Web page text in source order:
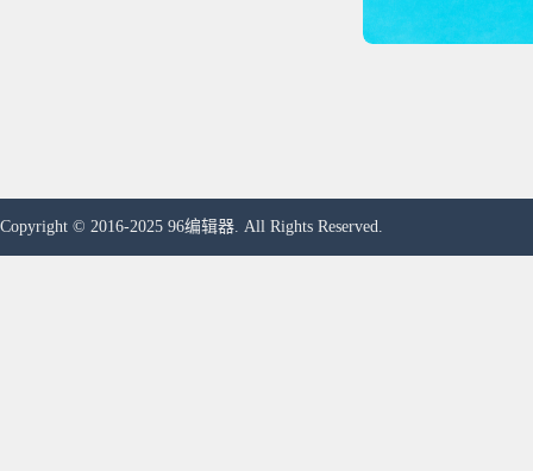
Copyright © 2016-2025 96编辑器. All Rights Reserved.